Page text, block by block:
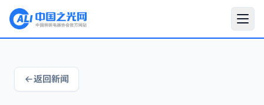
返回新闻